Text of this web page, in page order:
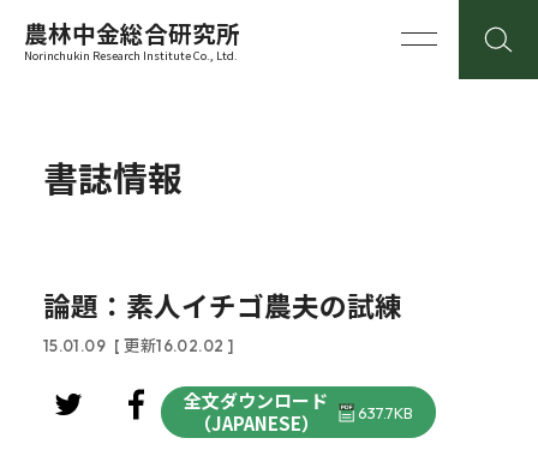
農林中金総合研究所
Norinchukin Research Institute Co., Ltd.
書誌情報
論題：素人イチゴ農夫の試練
15.01.09 [ 更新16.02.02 ]
全文ダウンロード
（JAPANESE）
637.7KB